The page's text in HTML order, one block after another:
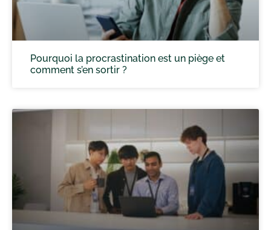
Pourquoi la procrastination est un piège et
comment s’en sortir ?